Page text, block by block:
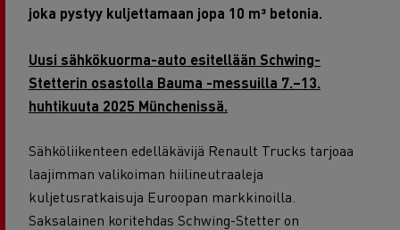
joka pystyy kuljettamaan jopa 10 m³ betonia.
Uusi sähkökuorma-auto esitellään Schwing-
Stetterin osastolla Bauma -messuilla 7.–13.
huhtikuuta 2025 Münchenissä.
Sähköliikenteen edelläkävijä Renault Trucks tarjoaa
laajimman valikoiman hiilineutraaleja
kuljetusratkaisuja Euroopan markkinoilla.
Saksalainen koritehdas Schwing-Stetter on